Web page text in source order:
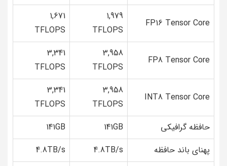
FP16 Tensor Core
1,979
TFLOPS
1,671
TFLOPS
FP8 Tensor Core
3,958
TFLOPS
3,341
TFLOPS
INT8 Tensor Core
3,958
TFLOPS
3,341
TFLOPS
حافظه گرافیکی
141GB
141GB
پهنای باند حافظه
4.8TB/s
4.8TB/s